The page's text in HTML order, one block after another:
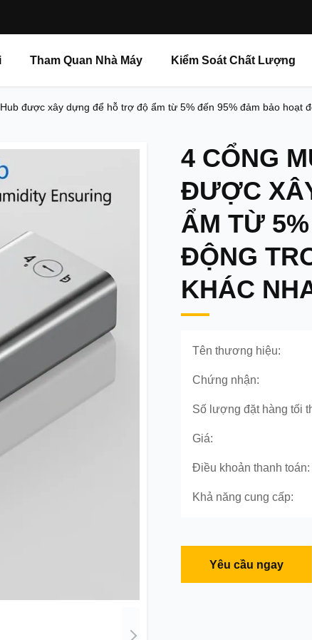
Tham Quan Nhà Máy Kiểm Soát Chất Lượng
được xây dựng để hỗ trợ độ ẩm từ 5% đến 95% đảm bảo hoạt
4 CỔNG
ĐƯỢC
ẨM TỪ
ĐỘNG
KHÁC
Tên thương hiệu:
Chứng nhận:
Số lượng đặt hàng tối
Giá:
Điều khoản thanh toán:
Khả năng cung cấp:
Yêu cầu ngay